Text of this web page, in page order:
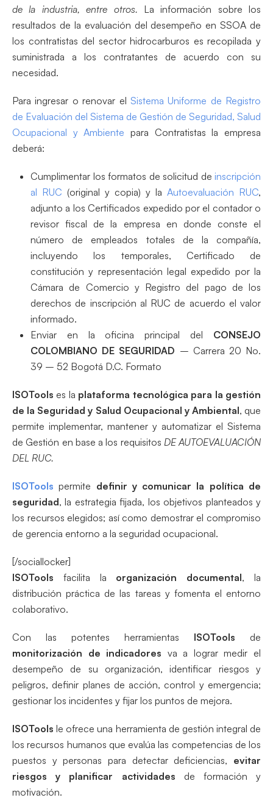
de la industria, entre otros. La información sobre los
resultados de la evaluación del desempeño en SSOA de
los contratistas del sector hidrocarburos es recopilada y
suministrada a los contratantes de acuerdo con su
necesidad.
Para ingresar o renovar el Sistema Uniforme de Registro
de Evaluación del Sistema de Gestión de Seguridad, Salud
Ocupacional y Ambiente para Contratistas la empresa
deberá:
Cumplimentar los formatos de solicitud de inscripción
al RUC (original y copia) y la Autoevaluación RUC,
adjunto a los Certificados expedido por el contador o
revisor fiscal de la empresa en donde conste el
número de empleados totales de la compañía,
incluyendo los temporales, Certificado de
constitución y representación legal expedido por la
Cámara de Comercio y Registro del pago de los
derechos de inscripción al RUC de acuerdo el valor
informado.
Enviar en la oficina principal del CONSEJO
COLOMBIANO DE SEGURIDAD – Carrera 20 No.
39 – 52 Bogotá D.C. Formato
ISOTools es la plataforma tecnológica para la gestión
de la Seguridad y Salud Ocupacional y Ambiental, que
permite implementar, mantener y automatizar el Sistema
de Gestión en base a los requisitos DE AUTOEVALUACIÓN
DEL RUC.
ISOTools permite definir y comunicar la política de
seguridad, la estrategia fijada, los objetivos planteados y
los recursos elegidos; así como demostrar el compromiso
de gerencia entorno a la seguridad ocupacional.
[/sociallocker]
ISOTools facilita la organización documental, la
distribución práctica de las tareas y fomenta el entorno
colaborativo.
Con las potentes herramientas ISOTools de
monitorización de indicadores va a lograr medir el
desempeño de su organización, identificar riesgos y
peligros, definir planes de acción, control y emergencia;
gestionar los incidentes y fijar los puntos de mejora.
ISOTools le ofrece una herramienta de gestión integral de
los recursos humanos que evalúa las competencias de los
puestos y personas para detectar deficiencias, evitar
riesgos y planificar actividades de formación y
motivación.